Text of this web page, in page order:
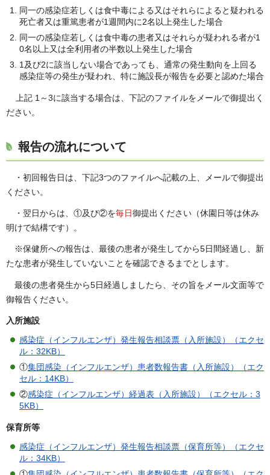
同一の感染症若しくは食中毒による又はそれらによると疑われる
死亡者又は重篤患者が1週間内に2名以上発生した場合
同一の感染症若しくは食中毒の患者又はそれらが疑われる者が1
0名以上又は全利用者の半数以上発生した場合
1及び2に該当しない場合であっても、通常の発生動向を上回る
感染症等の発生が疑われ、特に施設長が報告を必要と認めた場合
上記 1～3に該当する場合は、下記のファイルをメールで御提出く
ださい。
報告の流れについて
・初回報告日は、下記3つのファイルへ記載の上、メールで御提出
ください。
・翌日からは、①及び②を毎日御提出ください（休園日等は休み
明けで結構です）。
※保健所への報告は、最後の患者が発生してから5日間経過し、新
たな患者が発生していないことを確認できるまでとします。
最後の患者発生から5日経過しましたら、その旨をメール文面等で
御報告ください。
入所施設
感染症（インフルエンザ）発生報告相談票（入所施設）（エクセ
ル：32KB）
①集団感染（インフルエンザ）患者数報告書（入所施設）（エク
セル：14KB）
②感染症（インフルエンザ）経過表（入所施設）（エクセル：3
5KB）
保育所等
感染症（インフルエンザ）発生報告相談票（保育所等）（エクセ
ル：34KB）